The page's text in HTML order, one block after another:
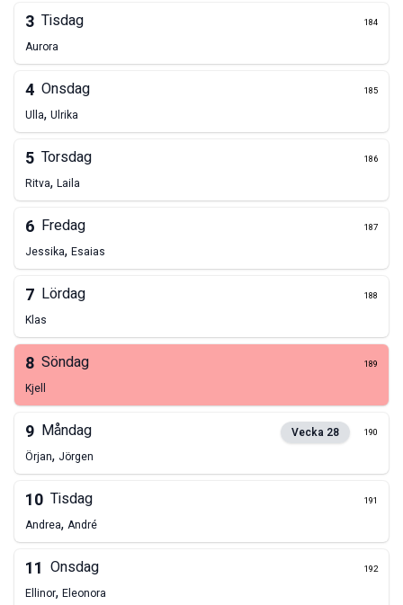
3 Tisdag 184
Aurora
4 Onsdag 185
Ulla, Ulrika
5 Torsdag 186
Ritva, Laila
6 Fredag 187
Jessika, Esaias
7 Lördag 188
Klas
8 Söndag 189
Kjell
9 Måndag Vecka 28 190
Örjan, Jörgen
10 Tisdag 191
Andrea, André
11 Onsdag 192
Ellinor, Eleonora